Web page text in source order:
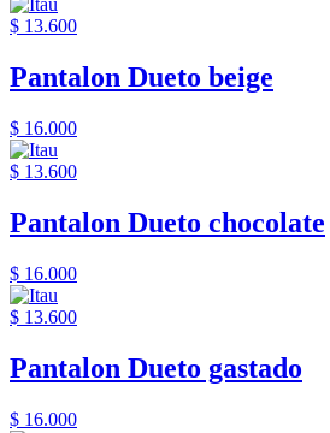
$ 13.600
Pantalon Dueto beige
$ 16.000
$ 13.600
Pantalon Dueto chocolate
$ 16.000
$ 13.600
Pantalon Dueto gastado
$ 16.000